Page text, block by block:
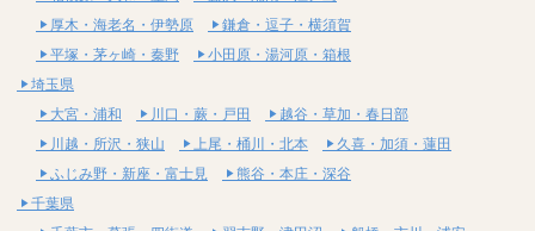
厚木・海老名・伊勢原
鎌倉・逗子・横須賀
平塚・茅ヶ崎・秦野
小田原・湯河原・箱根
埼玉県
大宮・浦和
川口・蕨・戸田
越谷・草加・春日部
川越・所沢・狭山
上尾・桶川・北本
久喜・加須・蓮田
ふじみ野・新座・富士見
熊谷・本庄・深谷
千葉県